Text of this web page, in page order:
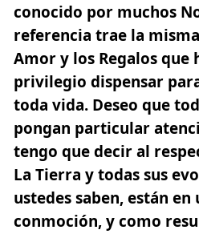
conocido por muchos
referencia trae la
Amor y los Regalos que
privilegio dispensar
toda vida. Deseo que
pongan particular
tengo que decir al
La Tierra y todas sus
ustedes saben,están en
conmoción, y como